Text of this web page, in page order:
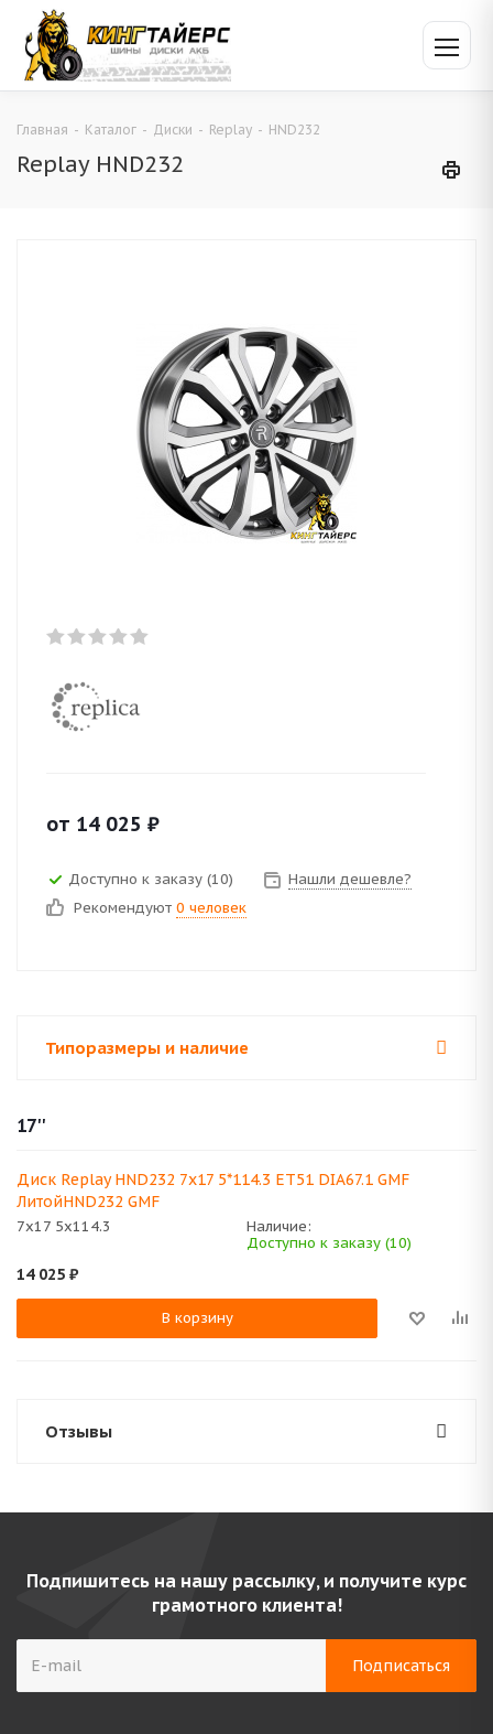
Главная - Каталог - Диски - Replay - HND232
Replay HND232
от 14 025 ₽
Доступно к заказу (10)
Нашли дешевле?
Рекомендуют 0 человек
Типоразмеры и наличие
17''
Диск Replay HND232 7x17 5*114.3 ET51 DIA67.1 GMF
ЛитойHND232 GMF
7x17 5x114.3
Наличие:
Доступно к заказу (10)
14 025 ₽
В корзину
Отзывы
Подпишитесь на нашу рассылку, и получите курс
грамотного клиента!